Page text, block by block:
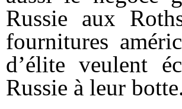
Russie aux
fournitures
d’élite veulent
Russie à leur